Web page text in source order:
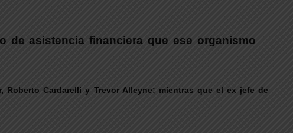
de asistencia financiera que ese organismo
Cardarelli y Trevor Alleyne; mientras que el ex jefe de